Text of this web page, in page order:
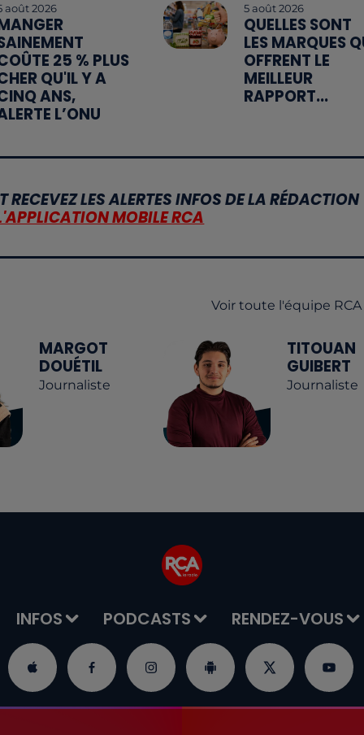
août 2026
25 % PLUS
QU'IL Y A
ANS,
L’ONU
5 août 2026
QUELLES SONT
LES MARQUES
OFFRENT LE
MEILLEUR
RAPPORT...
LES ALERTES INFOS DE LA RÉDACTION
MOBILE RCA
Voir toute l'équipe RCA
MARGOT
DOUÉTIL
Journaliste
TITOUAN
GUIBERT
Journaliste
INFOS PODCASTS RENDEZ-VOUS